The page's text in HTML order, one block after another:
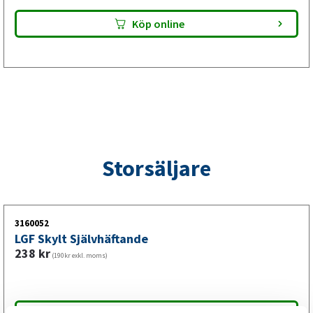
slitage kontrolleras noggrant. För korrekt funktion bör
alltid både inre och yttre lager bytas samtidigt och
Köp online
Storsäljare
3160052
LGF Skylt Självhäftande
238 kr (190kr exkl. moms)